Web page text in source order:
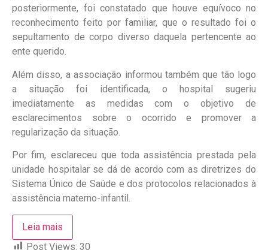
posteriormente, foi constatado que houve equívoco no
reconhecimento feito por familiar, que o resultado foi o
sepultamento de corpo diverso daquela pertencente ao
ente querido.
Além disso, a associação informou também que tão logo
a situação foi identificada, o hospital sugeriu
imediatamente as medidas com o objetivo de
esclarecimentos sobre o ocorrido e promover a
regularização da situação.
Por fim, esclareceu que toda assistência prestada pela
unidade hospitalar se dá de acordo com as diretrizes do
Sistema Único de Saúde e dos protocolos relacionados à
assistência materno-infantil.
Leia mais
Post Views: 30